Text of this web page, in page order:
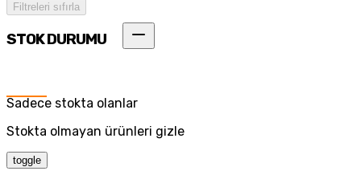
Filtreleri sıfırla
STOK DURUMU
Sadece stokta olanlar
Stokta olmayan ürünleri gizle
toggle